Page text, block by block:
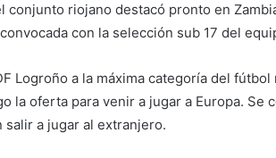
conjunto riojano destacó pronto en
con la selección sub 17 del
Logroño a la máxima categoría del
la oferta para venir a jugar a Europa. Se
salir a jugar al extranjero.